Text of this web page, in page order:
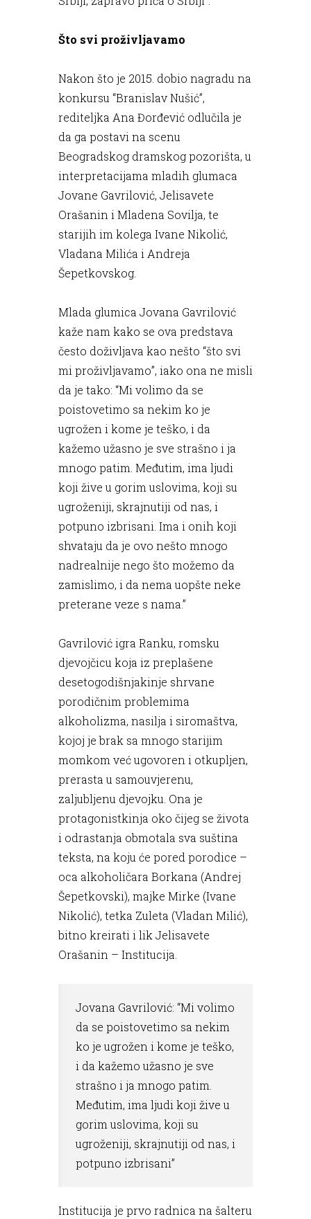
Što svi proživljavamo
Nakon što je 2015. dobio nagradu na
konkursu “Branislav Nušić”,
rediteljka Ana Đorđević odlučila je
da ga postavi na scenu
Beogradskog dramskog pozorišta, u
interpretacijama mladih glumaca
Jovane Gavrilović, Jelisavete
Orašanin i Mladena Sovilja, te
starijih im kolega Ivane Nikolić,
Vladana Milića i Andreja
Šepetkovskog.
Mlada glumica Jovana Gavrilović
kaže nam kako se ova predstava
često doživljava kao nešto “što svi
mi proživljavamo”, iako ona ne misli
da je tako: “Mi volimo da se
poistovetimo sa nekim ko je
ugrožen i kome je teško, i da
kažemo užasno je sve strašno i ja
mnogo patim. Međutim, ima ljudi
koji žive u gorim uslovima, koji su
ugroženiji, skrajnutiji od nas, i
potpuno izbrisani. Ima i onih koji
shvataju da je ovo nešto mnogo
nadrealnije nego što možemo da
zamislimo, i da nema uopšte neke
preterane veze s nama.”
Gavrilović igra Ranku, romsku
djevojčicu koja iz preplašene
desetogodišnjakinje shrvane
porodičnim problemima
alkoholizma, nasilja i siromaštva,
kojoj je brak sa mnogo starijim
momkom već ugovoren i otkupljen,
prerasta u samouvjerenu,
zaljubljenu djevojku. Ona je
protagonistkinja oko čijeg se života
i odrastanja obmotala sva suština
teksta, na koju će pored porodice –
oca alkoholičara Borkana (Andrej
Šepetkovski), majke Mirke (Ivane
Nikolić), tetka Zuleta (Vladan Milić),
bitno kreirati i lik Jelisavete
Orašanin – Institucija.
Jovana Gavrilović: “Mi volimo
da se poistovetimo sa nekim
ko je ugrožen i kome je teško,
i da kažemo užasno je sve
strašno i ja mnogo patim.
Međutim, ima ljudi koji žive u
gorim uslovima, koji su
ugroženiji, skrajnutiji od nas, i
potpuno izbrisani”
Institucija je prvo radnica na šalteru